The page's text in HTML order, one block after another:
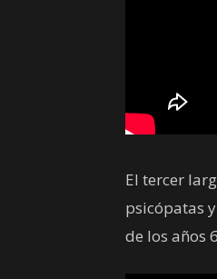
El tercer
psicópatas
de los años